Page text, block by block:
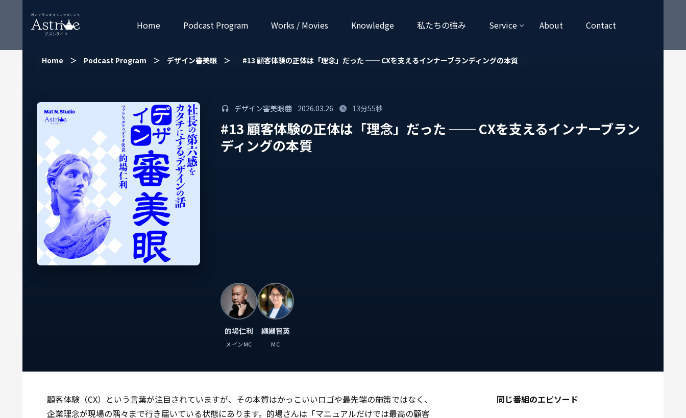
Home ＞ Podcast Program ＞ デザイン審美眼 ＞ #13 顧客体験の正体は「理念」だった ── CXを支えるインナーブランディングの本質
Home Podcast Program Works / Movies Know­ledge 私たちの強み Service About Contact
デザイン審美眼 2026.03.26 13分55秒
#13 顧客体験の正体は「理念」だった ── CXを支えるインナーブラン
ディングの本質
的場仁利
メインMC
纐纈智英
MC
顧客体験（CX）という言葉が注目されていますが、その本質はかっこいいロゴや最先端の施策ではなく、
企業理念が現場の隅々まで行き届いている状態にあります。的場さんは「マニュアルだけでは最高の顧客
同じ番組のエピソード